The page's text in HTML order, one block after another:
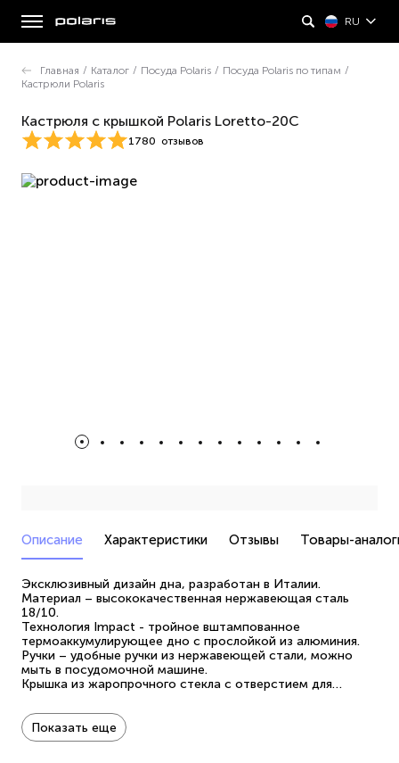
RU
Главная / Каталог / Посуда Polaris / Посуда Polaris по типам /
Кастрюли Polaris
Кастрюля с крышкой Polaris Loretto-20С
1780 отзывов
Описание Характеристики Отзывы Товары-
Эксклюзивный дизайн дна, разработан в Италии.
Материал – высококачественная нержавеющая сталь
18/10.
Технология Impact - тройное вштампованное
термоаккумулирующее дно с прослойкой из алюминия.
Ручки – удобные ручки из нержавеющей стали, можно
мыть в посудомочной машине.
Крышка из жаропрочного стекла с отверстием для
ободом с отверстиями для удобного слива жидкости.
Удобные носики для слива жидкости.
Отметки литража для удобства использования.
Показать еще